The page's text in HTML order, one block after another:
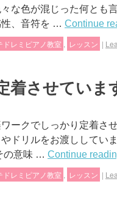
な色が混じった何とも
性、音符を … Continue
ドレミピアノ教室 レッスン |
着させていま
ークでしっかり定着さ
ドリルをお渡ししてい
の意味 … Continue
ドレミピアノ教室 レッスン |